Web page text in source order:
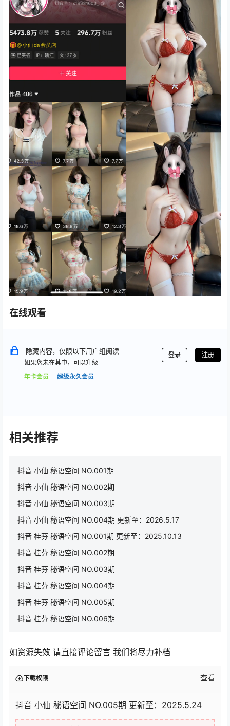
在线观看
隐藏内容，仅限以下用户组阅读
如果您未在其中，可以升级
年卡会员
超级永久会员
登录 注册
相关推荐
抖音 小仙 秘语空间 NO.001期
抖音 小仙 秘语空间 NO.002期
抖音 小仙 秘语空间 NO.003期
抖音 小仙 秘语空间 NO.004期 更新至：2026.5.17
抖音 桂芬 秘语空间 NO.001期 更新至：2025.10.13
抖音 桂芬 秘语空间 NO.002期
抖音 桂芬 秘语空间 NO.003期
抖音 桂芬 秘语空间 NO.004期
抖音 桂芬 秘语空间 NO.005期
抖音 桂芬 秘语空间 NO.006期
如资源失效 请直接评论留言 我们将尽力补档
下载权限 查看
抖音 小仙 秘语空间 NO.005期 更新至：2025.5.24